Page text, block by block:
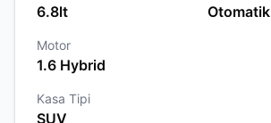
6.8lt Otomatik
Motor
1.6 Hybrid
Kasa Tipi
SUV